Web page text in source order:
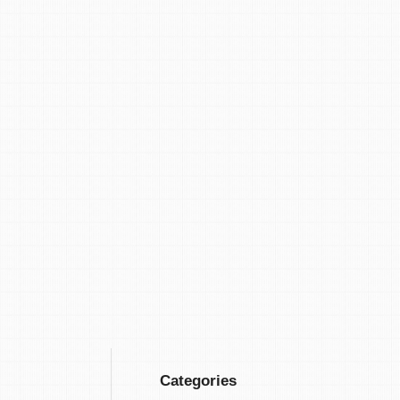
Categories